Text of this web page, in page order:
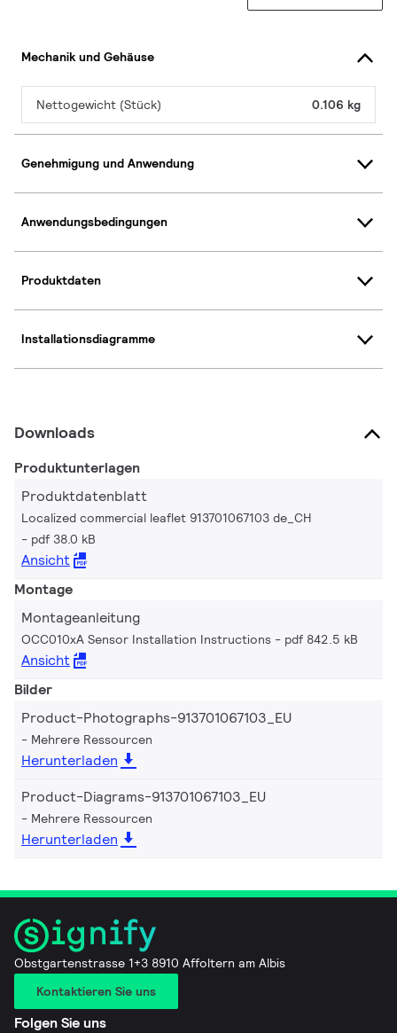
Mechanik und Gehäuse
Nettogewicht (Stück) 0.106 kg
Genehmigung und Anwendung
Anwendungsbedingungen
Produktdaten
Installationsdiagramme
Downloads
Produktunterlagen
Produktdatenblatt
Localized commercial leaflet 913701067103 de_CH
pdf 38.0 kB
Ansicht
Montage
Montageanleitung
OCC010xA Sensor Installation Instructions pdf 842.5 kB
Ansicht
Bilder
Product-Photographs-913701067103_EU
Mehrere Ressourcen
Herunterladen
Product-Diagrams-913701067103_EU
Mehrere Ressourcen
Herunterladen
Obstgartenstrasse 1+3 8910 Affoltern am Albis
Kontaktieren Sie uns
Folgen Sie uns